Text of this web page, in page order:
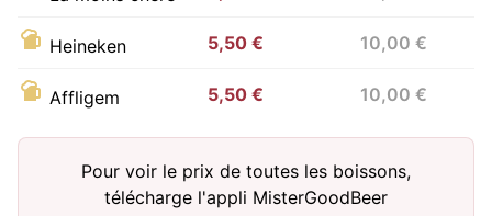
Heineken 5,50 € 10,00 €
Affligem 5,50 € 10,00 €
Pour voir le prix de toutes les boissons,
télécharge l'appli MisterGoodBeer